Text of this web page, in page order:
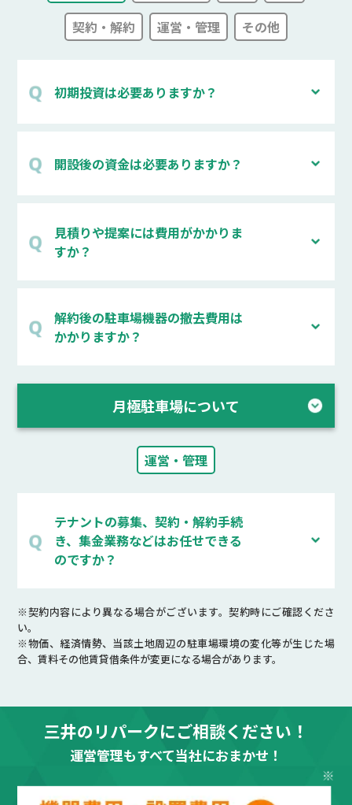
契約・解約
運営・管理 その他
初期投資は必要ありますか？
開設後の資金は必要ありますか？
見積りや提案には費用がかかりま
すか？
解約後の駐車場機器の撤去費用は
かかりますか？
月極駐車場について
運営・管理
テナントの募集、契約・解約手続
き、集金業務などはお任せできる
のですか？
※契約内容により異なる場合がございます。契約時にご確認くださ
い。
※物価、経済情勢、当該土地周辺の駐車場環境の変化等が生じた場
合、賃料その他賃貸借条件が変更になる場合があります。
三井のリパークにご相談ください！
運営管理もすべて当社におまかせ！